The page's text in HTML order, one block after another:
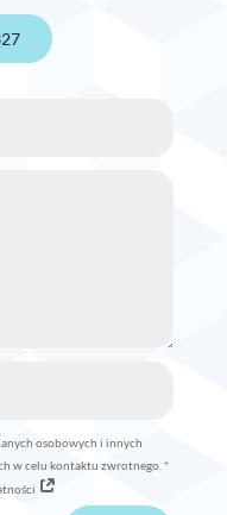
osobowych i innych
w celu kontaktu zwrotnego. *